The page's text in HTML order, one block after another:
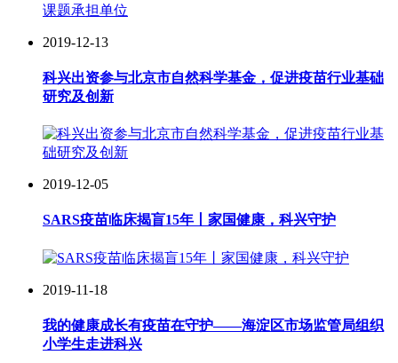
2019-12-13
科兴出资参与北京市自然科学基金，促进疫苗行业基础
研究及创新
2019-12-05
SARS疫苗临床揭盲15年丨家国健康，科兴守护
2019-11-18
我的健康成长有疫苗在守护——海淀区市场监管局组织
小学生走进科兴